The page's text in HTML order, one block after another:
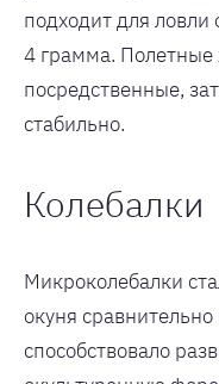
подходит для ловли
4 грамма. Полетные
посредственные,
стабильно.
Колебалки
Микроколебалки
окуня
способствовало